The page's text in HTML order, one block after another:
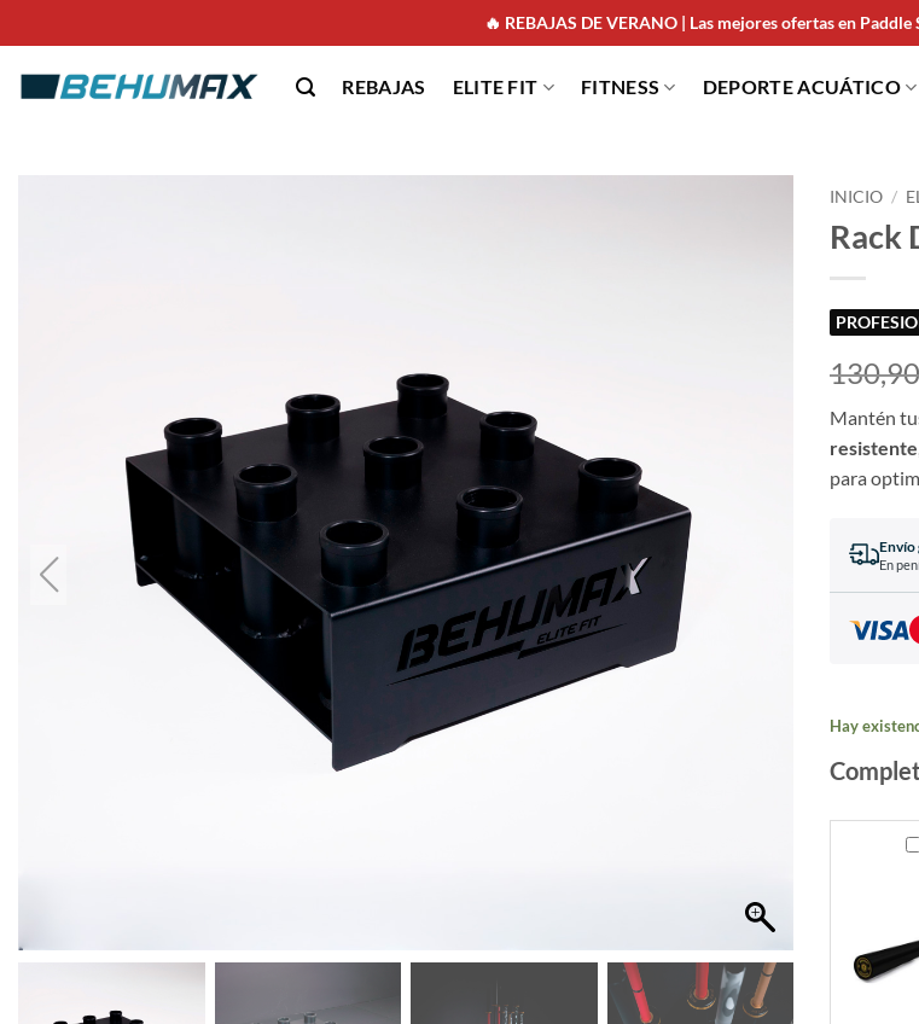
🔥 REBAJAS DE VERANO | Las mejores ofertas en
REBAJAS ELITE FIT FITNESS DEPORTE ACUÁTICO
INICIO /
Rack
130,90
Mantén
resistente
para
Envío
En
Hay
kg